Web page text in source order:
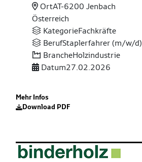
OrtAT-6200 Jenbach
Österreich
KategorieFachkräfte
BerufStaplerfahrer (m/w/d)
BrancheHolzindustrie
Datum27.02.2026
Mehr Infos
Download PDF